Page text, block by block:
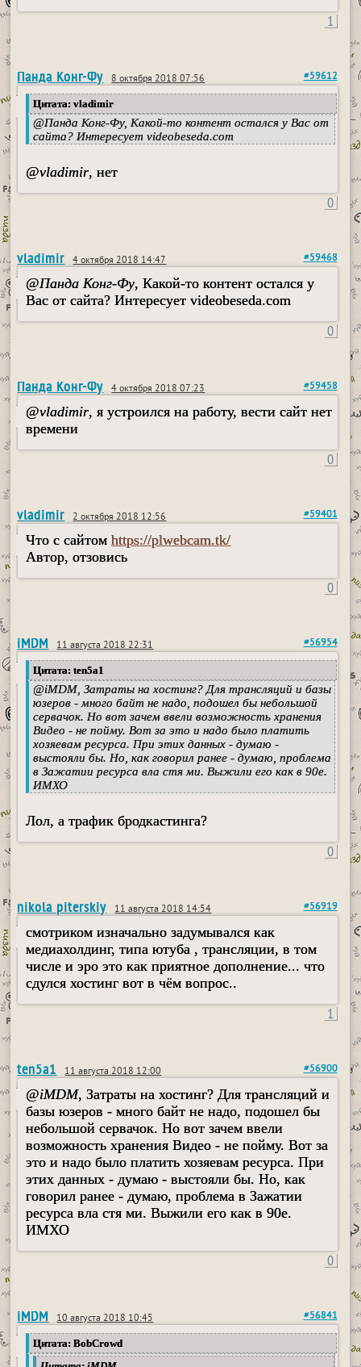
1
Панда Конг-Фу 8 октября 2018 07:56 #59612
Цитата: vladimir
@Панда Конг-Фу, Какой-то контент остался у Вас от
сайта? Интересует videobeseda.com
@vladimir, нет
0
vladimir 4 октября 2018 14:47 #59468
@Панда Конг-Фу, Какой-то контент остался у
Вас от сайта? Интересует videobeseda.com
0
Панда Конг-Фу 4 октября 2018 07:23 #59458
@vladimir, я устроился на работу, вести сайт нет
времени
0
vladimir 2 октября 2018 12:56 #59401
Что с сайтомhttps://plwebcam.tk/
Автор, отзовись
0
iMDM 11 августа 2018 22:31 #56954
Цитата: ten5a1
@iMDM, Затраты на хостинг? Для трансляций и базы
юзеров - много байт не надо, подошел бы небольшой
сервачок. Но вот зачем ввели возможность хранения
Видео - не пойму. Вот за это и надо было платить
хозяевам ресурса. При этих данных - думаю -
выстояли бы. Но, как говорил ранее - думаю, проблема
в Зажатии ресурса вла стя ми. Выжили его как в 90е.
ИМХО
Лол, а трафик бродкастинга?
0
nikola piterskiy 11 августа 2018 14:54 #56919
смотриком изначально задумывался как
медиахолдинг, типа ютуба , трансляции, в том
числе и эро это как приятное дополнение... что
сдулся хостинг вот в чём вопрос..
1
ten5a1 11 августа 2018 12:00 #56900
@iMDM, Затраты на хостинг? Для трансляций и
базы юзеров - много байт не надо, подошел бы
небольшой сервачок. Но вот зачем ввели
возможность хранения Видео - не пойму. Вот за
это и надо было платить хозяевам ресурса. При
этих данных - думаю - выстояли бы. Но, как
говорил ранее - думаю, проблема в Зажатии
ресурса вла стя ми. Выжили его как в 90е.
ИМХО
0
iMDM 10 августа 2018 10:45 #56841
Цитата: BobCrowd